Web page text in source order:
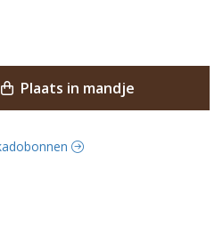
Plaats in mandje